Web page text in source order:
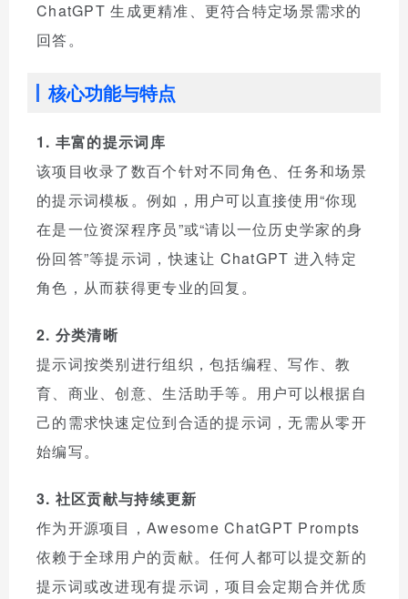
ChatGPT 生成更精准、更符合特定场景需求的
回答。
核心功能与特点
1. 丰富的提示词库
该项目收录了数百个针对不同角色、任务和场景
的提示词模板。例如，用户可以直接使用“你现
在是一位资深程序员”或“请以一位历史学家的身
份回答”等提示词，快速让 ChatGPT 进入特定
角色，从而获得更专业的回复。
2. 分类清晰
提示词按类别进行组织，包括编程、写作、教
育、商业、创意、生活助手等。用户可以根据自
己的需求快速定位到合适的提示词，无需从零开
始编写。
3. 社区贡献与持续更新
作为开源项目，Awesome ChatGPT Prompts
依赖于全球用户的贡献。任何人都可以提交新的
提示词或改进现有提示词，项目会定期合并优质